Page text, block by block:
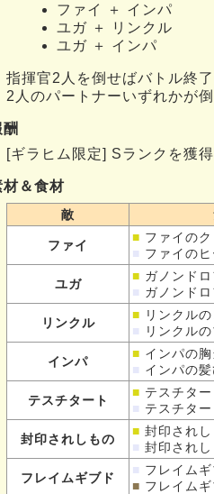
ファイ ＋ インパ
ユガ ＋ リンクル
ユガ ＋ インパ
指揮官2人を倒せばバトル終了
2人のパートナーいずれかが
[ギラヒム限定] Sランクを獲
材＆食材
敵
ファイ
■ ファイの
■ ファイの
ユガ
■ ガノンド
■ ガノンド
リンクル
■ リンクルの
■
リンクルの
インパ
■ インパの
■ インパの髪
テスチタート
■ テスチタ
■ テスチタ
封印されしもの
■ 封印され
■ 封印され
フレイムギブド
■ フレイム
■ フレイム